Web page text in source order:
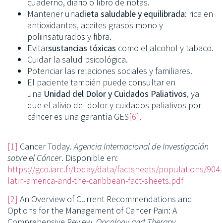
Mantener unadieta saludable y equilibrada: rica en
antioxidantes, aceites grasos mono y
poliinsaturados y fibra.
Evitarsustancias tóxicas como el alcohol y tabaco.
Cuidar la salud psicológica.
Potenciar las relaciones sociales y familiares.
El paciente también puede consultar en
una Unidad del Dolor y Cuidados Paliativos, ya
que el alivio del dolor y cuidados paliativos por
cáncer es una garantía GES[6].
[1] Cancer Today.Agencia Internacional de Investigación
sobre el Cáncer. Disponible en:
https://gco.iarc.fr/today/data/factsheets/populations/904-
latin-america-and-the-caribbean-fact-sheets.pdf
[2] An Overview of Current Recommendations and
Options for the Management of Cancer Pain: A